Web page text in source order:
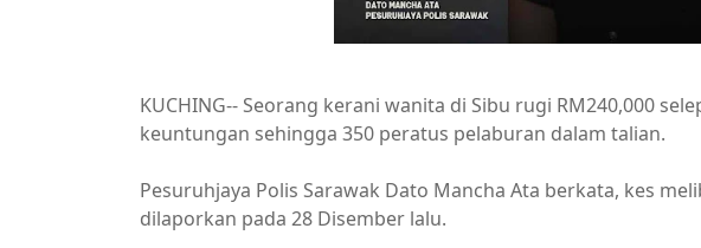
KUCHING-- Seorang kerani wanita di Sibu rugi RM240,000
keuntungan sehingga 350 peratus pelaburan dalam talian.
Pesuruhjaya Polis Sarawak Dato Mancha Ata berkata, kes
dilaporkan pada 28 Disember lalu.